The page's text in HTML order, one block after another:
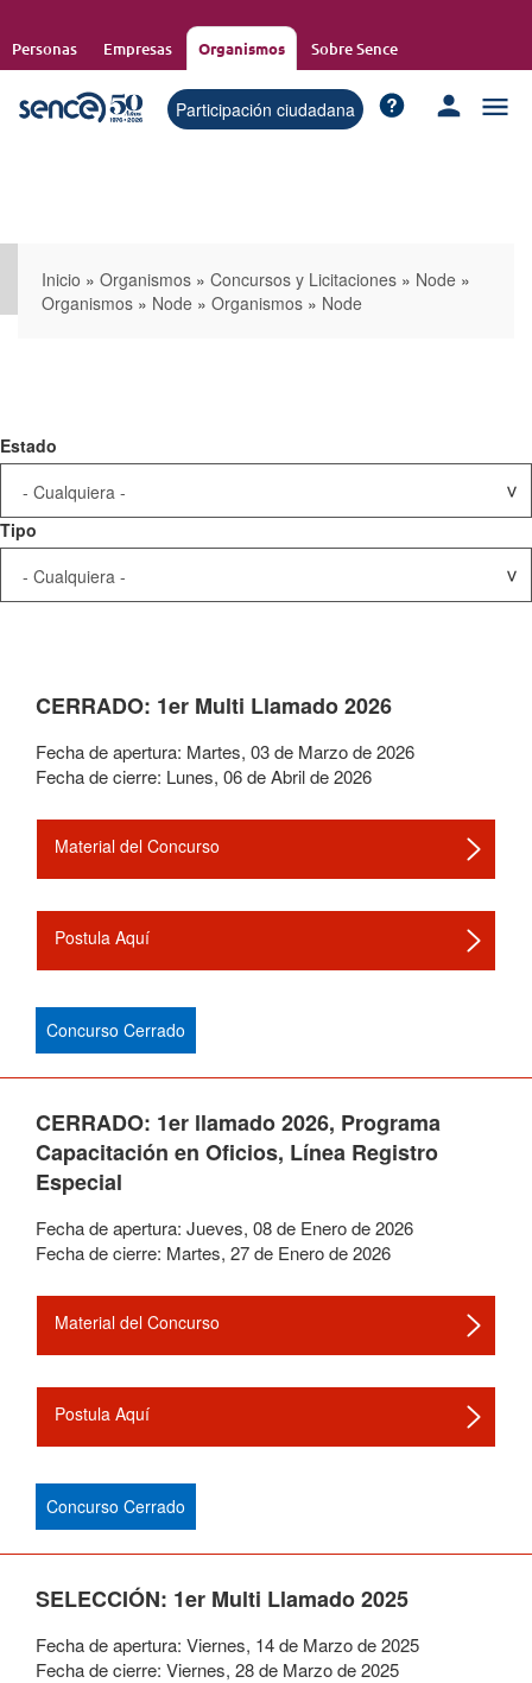
contenido
Personas Empresas Organismos Sobre Sence
Participación ciudadana
Inicio » Organismos » Concursos y Licitaciones » Node »
Organismos » Node » Organismos » Node
Estado
Tipo
CERRADO: 1er Multi Llamado 2026
Fecha de apertura: Martes, 03de Marzode2026
Fecha de cierre: Lunes, 06deAbrilde2026
Material del Concurso
Postula Aquí
Concurso Cerrado
CERRADO: 1er llamado 2026, Programa
Capacitación en Oficios, Línea Registro
Especial
Fecha de apertura: Jueves, 08de Enerode2026
Fecha de cierre: Martes, 27de Enerode2026
Material del Concurso
Postula Aquí
Concurso Cerrado
SELECCIÓN: 1er Multi Llamado 2025
Fecha de apertura: Viernes, 14de Marzode2025
Fecha de cierre: Viernes, 28de Marzode2025